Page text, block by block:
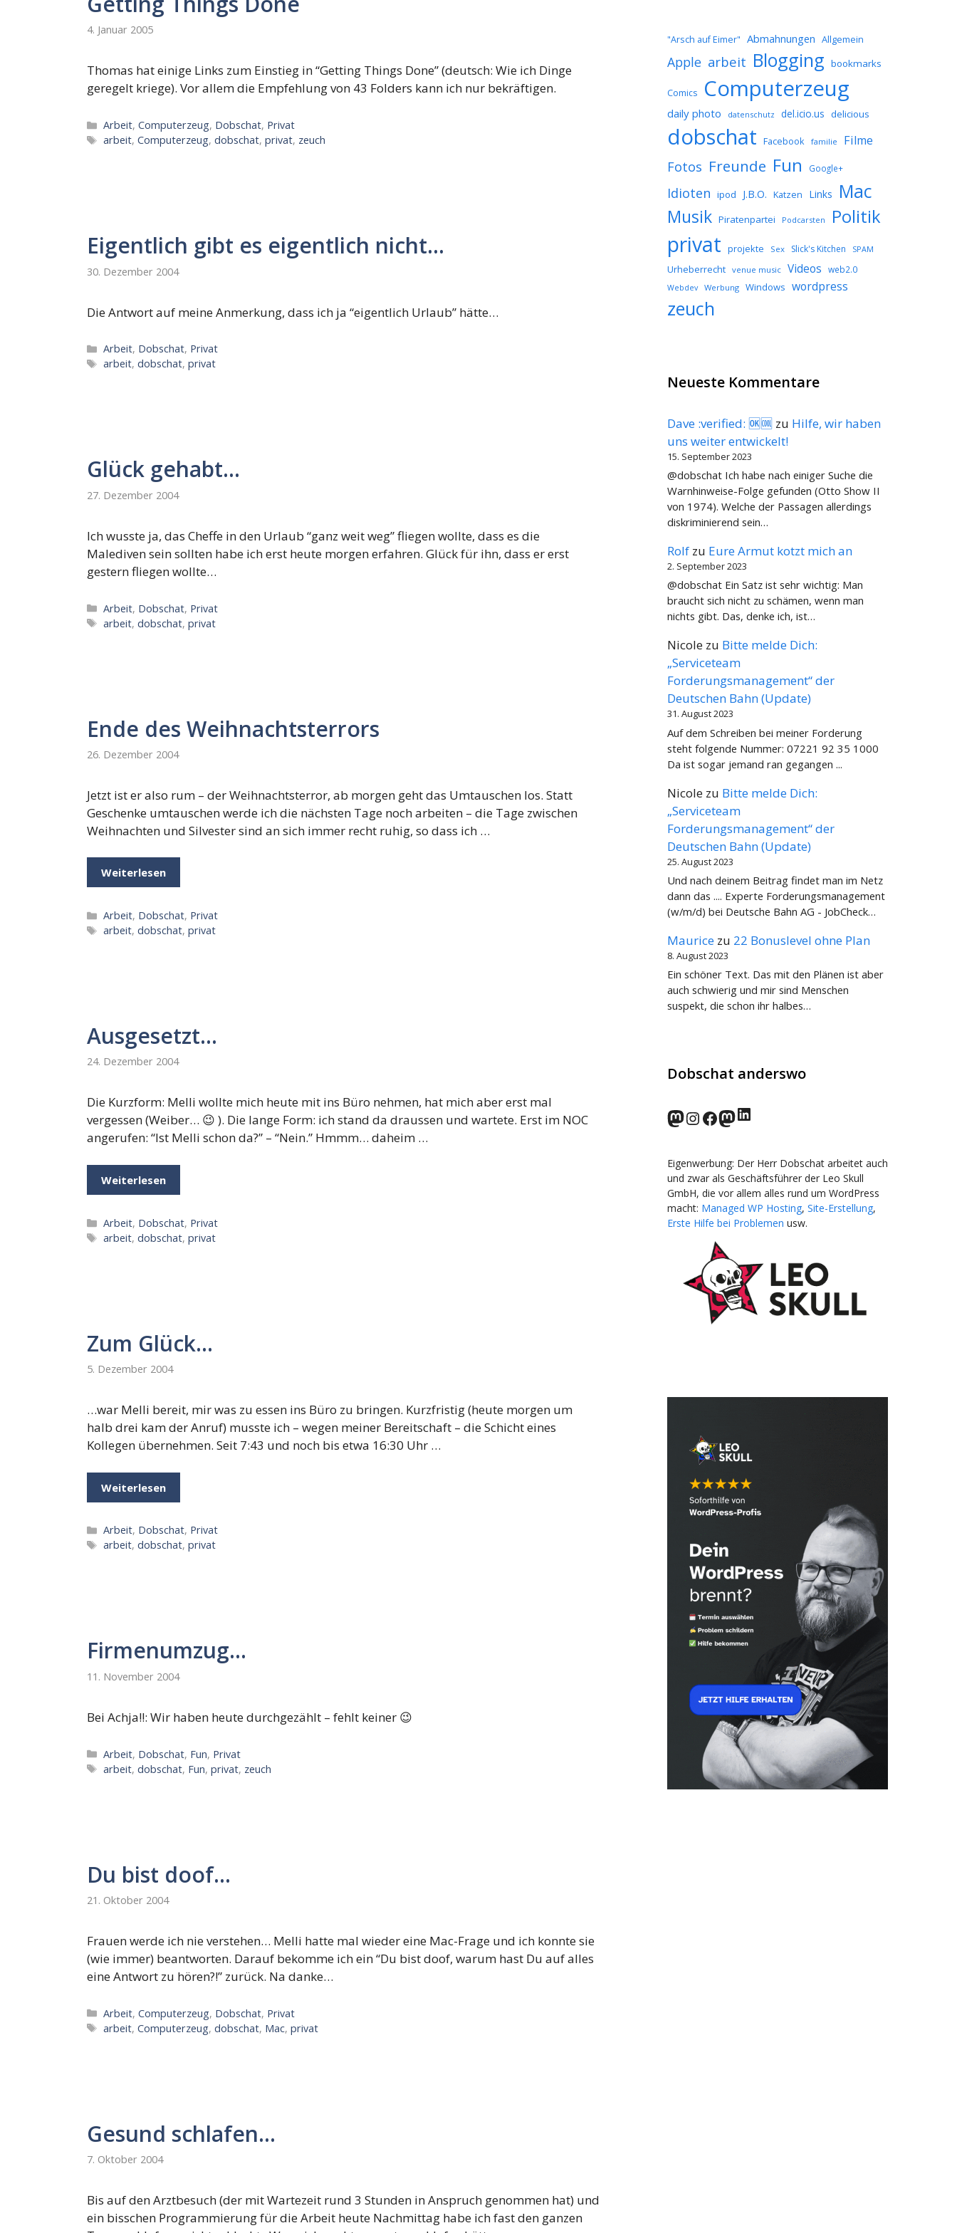
4. Januar 2005
Thomas hat einige Links zum Einstieg in “Getting Things Done” (deutsch: Wie ich Dinge
geregelt kriege). Vor allem die Empfehlung von 43 Folders kann ich nur bekräftigen.
Kategorien
Arbeit,Computerzeug, Dobschat, Privat
Schlagwörter
arbeit,Computerzeug,dobschat,privat, zeuch
Eigentlich gibt es eigentlich nicht…
30. Dezember 2004
Die Antwort auf meine Anmerkung, dass ich ja “eigentlich Urlaub” hätte…
Kategorien
Arbeit, Dobschat, Privat
Schlagwörter
arbeit,dobschat,privat
Glück gehabt…
27. Dezember 2004
Ich wusste ja, das Cheffe in den Urlaub “ganz weit weg” fliegen wollte, dass es die
Malediven sein sollten habe ich erst heute morgen erfahren. Glück für ihn, dass er erst
gestern fliegen wollte…
Kategorien
Arbeit, Dobschat, Privat
Schlagwörter
arbeit,dobschat,privat
Ende des Weihnachtsterrors
26. Dezember 2004
Jetzt ist er also rum – der Weihnachtsterror, ab morgen geht das Umtauschen los. Statt
Geschenke umtauschen werde ich die nächsten Tage noch arbeiten – die Tage zwischen
Weihnachten und Silvester sind an sich immer recht ruhig, so dass ich …
Weiterlesen
Kategorien
Arbeit, Dobschat, Privat
Schlagwörter
arbeit,dobschat,privat
Ausgesetzt…
24. Dezember 2004
Die Kurzform: Melli wollte mich heute mit ins Büro nehmen, hat mich aber erst mal
vergessen (Weiber… 😉 ). Die lange Form: ich stand da draussen und wartete. Erst im NOC
angerufen: “Ist Melli schon da?” – “Nein.” Hmmm… daheim …
Weiterlesen
Kategorien
Arbeit, Dobschat, Privat
Schlagwörter
arbeit,dobschat,privat
Zum Glück…
5. Dezember 2004
…war Melli bereit, mir was zu essen ins Büro zu bringen. Kurzfristig (heute morgen um
halb drei kam der Anruf) musste ich – wegen meiner Bereitschaft – die Schicht eines
Kollegen übernehmen. Seit 7:43 und noch bis etwa 16:30 Uhr …
Weiterlesen
Kategorien
Arbeit, Dobschat, Privat
Schlagwörter
arbeit,dobschat,privat
Firmenumzug…
11. November 2004
Bei Achja!!: Wir haben heute durchgezählt – fehlt keiner 😉
Kategorien
Arbeit, Dobschat, Fun, Privat
Schlagwörter
arbeit,dobschat, Fun,privat, zeuch
Du bist doof…
21. Oktober 2004
Frauen werde ich nie verstehen… Melli hatte mal wieder eine Mac-Frage und ich konnte sie
(wie immer) beantworten. Darauf bekomme ich ein “Du bist doof, warum hast Du auf alles
eine Antwort zu hören?!” zurück. Na danke…
Kategorien
Arbeit,Computerzeug, Dobschat, Privat
Schlagwörter
arbeit,Computerzeug,dobschat, Mac,privat
Gesund schlafen…
7. Oktober 2004
Bis auf den Arztbesuch (der mit Wartezeit rund 3 Stunden in Anspruch genommen hat) und
ein bisschen Programmierung für die Arbeit heute Nachmittag habe ich fast den ganzen
"Arsch auf Eimer" Abmahnungen Allgemein
Apple arbeit Blogging bookmarks
Comics Computerzeug
daily photo datenschutz del.icio.us delicious
dobschat Facebook familie Filme
Fotos Freunde Fun Google+
Idioten ipod J.B.O. Katzen Links Mac
Musik Piratenpartei Podcarsten Politik
privat projekte Sex Slick's Kitchen SPAM
Urheberrecht venue music Videos web2.0
Webdev Werbung Windows wordpress
zeuch
Neueste Kommentare
Dave :verified: 🆗🆒 zu Hilfe, wir haben
uns weiter entwickelt!
15. September 2023
@dobschat Ich habe nach einiger Suche die
Warnhinweise-Folge gefunden (Otto Show II
von 1974). Welche der Passagen allerdings
diskriminierend sein…
Rolf zu Eure Armut kotzt mich an
2. September 2023
@dobschat Ein Satz ist sehr wichtig: Man
braucht sich nicht zu schämen, wenn man
nichts gibt. Das, denke ich, ist…
Nicole zu Bitte melde Dich:
„Serviceteam
Forderungsmanagement“ der
Deutschen Bahn (Update)
31. August 2023
Auf dem Schreiben bei meiner Forderung
steht folgende Nummer: 07221 92 35 1000
Da ist sogar jemand ran gegangen ...
Nicole zu Bitte melde Dich:
„Serviceteam
Forderungsmanagement“ der
Deutschen Bahn (Update)
25. August 2023
Und nach deinem Beitrag findet man im Netz
dann das .... Experte Forderungsmanagement
(w/m/d) bei Deutsche Bahn AG - JobCheck…
Maurice zu 22 Bonuslevel ohne Plan
8. August 2023
Ein schöner Text. Das mit den Plänen ist aber
auch schwierig und mir sind Menschen
suspekt, die schon ihr halbes…
Dobschat anderswo
norden.social
Instagram
Facebook
wp-punks.social
LinkedIn
Eigenwerbung: Der Herr Dobschat arbeitet auch
und zwar als Geschäftsführer der Leo Skull
GmbH, die vor allem alles rund um WordPress
macht: Managed WP Hosting, Site-Erstellung,
Erste Hilfe bei Problemen usw.